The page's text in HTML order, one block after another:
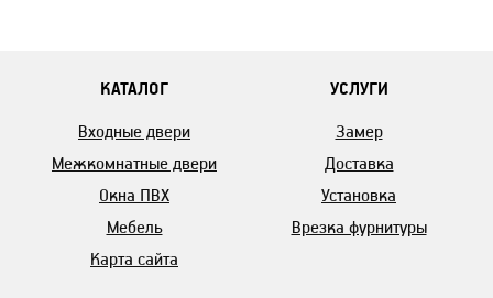
КАТАЛОГ
Входные двери
Межкомнатные двери
Окна ПВХ
Мебель
Карта сайта
УСЛУГИ
Замер
Доставка
Установка
Врезка фурнитуры